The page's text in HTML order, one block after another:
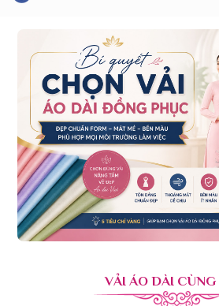
VẢI ÁO DÀI CÙNG